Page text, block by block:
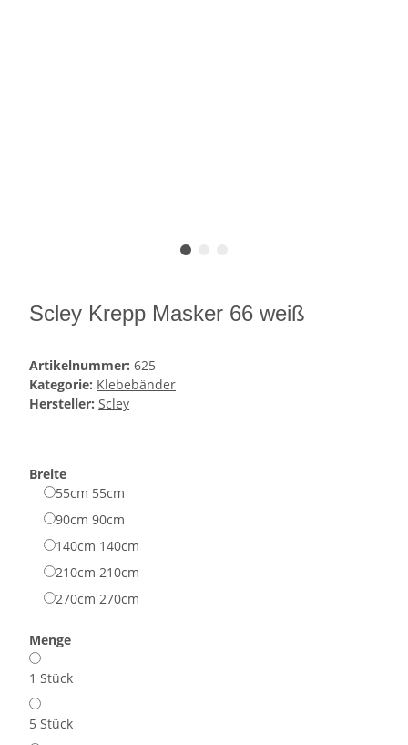
Scley Krepp Masker 66 weiß
Artikelnummer: 625
Kategorie: Klebebänder
Hersteller: Scley
Breite
55cm 55cm
90cm 90cm
140cm 140cm
210cm 210cm
270cm 270cm
Menge
1 Stück
5 Stück